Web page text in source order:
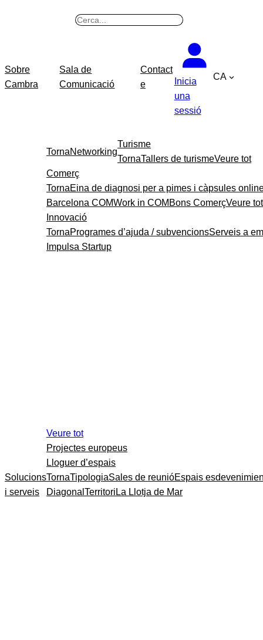
B
Sobre
Cambra
Sala de
Comunicació
Contact
e
Inicia
una
sessió
CA
Solucions
i serveis
TornaNetworking
Turisme
TornaTallers de turismeVeure tot
Comerç
TornaEina de diagnosi per a pimes i càpsules
Barcelona COMWork in COM Bons ComerçVeure tot
Innovació
TornaProgrames d’ajuda / subvencionsServeis a
Impulsa Startup
Veure tot
Projectes europeus
Lloguer d’espais
TornaTipologiaSales de reunióEspais
Diagonal Territori La Llotja de Mar